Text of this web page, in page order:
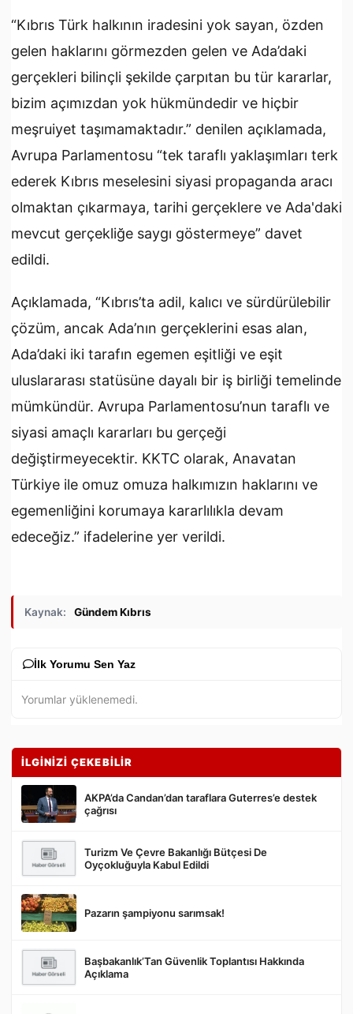
“Kıbrıs Türk halkının iradesini yok sayan, özden
gelen haklarını görmezden gelen ve Ada’daki
gerçekleri bilinçli şekilde çarpıtan bu tür kararlar,
bizim açımızdan yok hükmündedir ve hiçbir
meşruiyet taşımamaktadır.” denilen açıklamada,
Avrupa Parlamentosu “tek taraflı yaklaşımları terk
ederek Kıbrıs meselesini siyasi propaganda aracı
olmaktan çıkarmaya, tarihi gerçeklere ve Ada'daki
mevcut gerçekliğe saygı göstermeye” davet
edildi.
Açıklamada, “Kıbrıs’ta adil, kalıcı ve sürdürülebilir
çözüm, ancak Ada’nın gerçeklerini esas alan,
Ada’daki iki tarafın egemen eşitliği ve eşit
uluslararası statüsüne dayalı bir iş birliği temelinde
mümkündür. Avrupa Parlamentosu’nun taraflı ve
siyasi amaçlı kararları bu gerçeği
değiştirmeyecektir. KKTC olarak, Anavatan
Türkiye ile omuz omuza halkımızın haklarını ve
egemenliğini korumaya kararlılıkla devam
edeceğiz.” ifadelerine yer verildi.
Kaynak: Gündem Kıbrıs
İlk Yorumu Sen Yaz
Gönder
Yorumlar yüklenemedi.
İLGİNİZİ ÇEKEBİLİR
AKPA’da Candan’dan taraflara Guterres’e destek
çağrısı
Turizm Ve Çevre Bakanlığı Bütçesi De
Oyçokluğuyla Kabul Edildi
Pazarın şampiyonu sarımsak!
Başbakanlık’Tan Güvenlik Toplantısı Hakkında
Açıklama